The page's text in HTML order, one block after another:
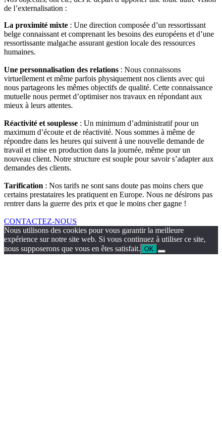
de l’externalisation :
La proximité mixte : Une direction composée d’un ressortissant
belge connaissant et comprenant les besoins des européens et d’une
ressortissante malgache assurant gestion locale des ressources
humaines.
Une personnalisation des relations : Nous connaissons
virtuellement et même parfois physiquement nos clients avec qui
nous partageons les mêmes objectifs de qualité. Cette connaissance
mutuelle nous permet d’optimiser nos travaux en répondant aux
mieux à leurs attentes.
Réactivité et souplesse : Un minimum d’administratif pour un
maximum d’écoute et de réactivité. Nous sommes à même de
répondre dans les heures qui suivent à une nouvelle demande de
travail et mise en production dans la journée, même pour un
nouveau client. Notre structure est souple pour savoir s’adapter aux
demandes des clients.
Tarification : Nos tarifs ne sont sans doute pas moins chers que
certains prestataires les pratiquent en Europe. Nous ne désirons pas
rentrer dans la guerre des prix et que le moins cher gagne !
CONTACTEZ-NOUS
Nous utilisons des cookies pour vous garantir la meilleure
expérience sur notre site web. Si vous continuez à utiliser ce site,
nous supposerons que vous en êtes satisfait. OK